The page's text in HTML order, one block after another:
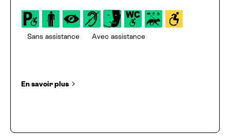
Sans assistance Avec assistance
En savoir plus